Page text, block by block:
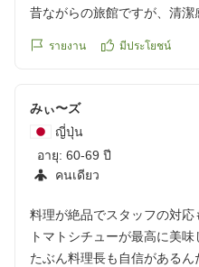
昔ながらの旅館ですが、清潔
ても気持ちの良い対応で又機
クチコミの詳細はこちらから
https://
reviewId=33123478498772
รายงาน มีประโยชน์
みぃ〜ズ
ญี่ปุ่น
อายุ: 60-69 ปี
คนเดียว
料理が絶品でスタッフの対応
トマトシチューが最高に美味
たぶん料理長も自信があるん